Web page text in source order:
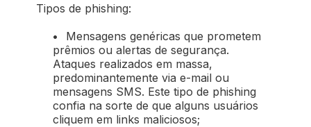
Tipos de phishing:
• Mensagens genéricas que prometem
prêmios ou alertas de segurança.
Ataques realizados em massa,
predominantemente via e-mail ou
mensagens SMS. Este tipo de phishing
confia na sorte de que alguns usuários
cliquem em links maliciosos;